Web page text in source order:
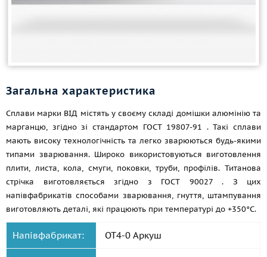
Загальна характеристика
Сплави марки ВІД містять у своєму складі домішки алюмінію та
марганцю, згідно зі стандартом ГОСТ 19807-91 . Такі сплави
мають високу технологічність та легко зварюються будь-якими
типами зварювання. Широко використовуються виготовлення
плити, листа, кола, смуги, поковки, труби, профілів. Титанова
стрічка виготовляється згідно з ГОСТ 90027. З цих
напівфабрикатів способами зварювання, гнуття, штампування
виготовляють деталі, які працюють при температурі до +350°С.
Напівфабрикат: ОТ4-0 Аркуш